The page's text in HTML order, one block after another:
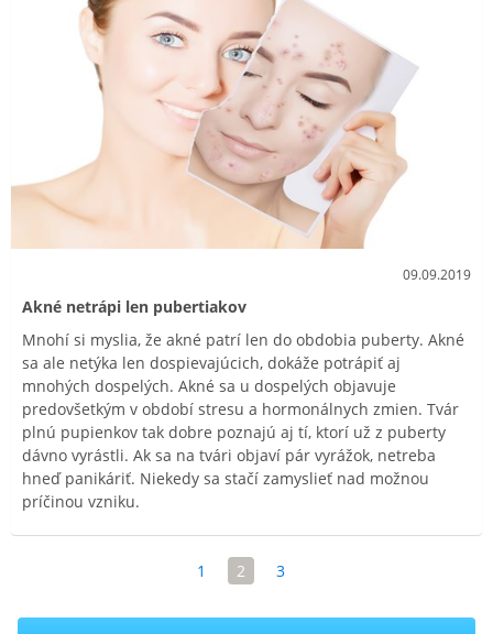
09.09.2019
Akné netrápi len pubertiakov
Mnohí si myslia, že akné patrí len do obdobia puberty. Akné
sa ale netýka len dospievajúcich, dokáže potrápiť aj
mnohých dospelých. Akné sa u dospelých objavuje
predovšetkým v období stresu a hormonálnych zmien. Tvár
plnú pupienkov tak dobre poznajú aj tí, ktorí už z puberty
dávno vyrástli. Ak sa na tvári objaví pár vyrážok, netreba
hneď panikáriť. Niekedy sa stačí zamyslieť nad možnou
príčinou vzniku.
1 2 3